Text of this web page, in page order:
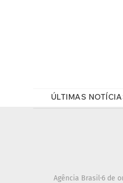
ÚLTIMAS
Agência Brasil 6 de